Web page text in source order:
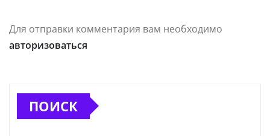
Для отправки комментария вам необходимо
авторизоваться
ПОИСК